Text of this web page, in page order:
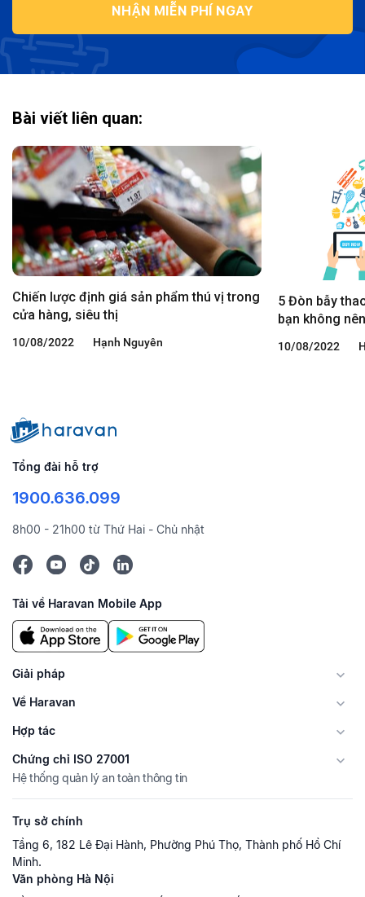
NHẬN MIỄN PHÍ NGAY
Bài viết liên quan:
Chiến lược định giá sản phẩm thú vị trong
cửa hàng, siêu thị
10/08/2022 Hạnh Nguyên
5 Đòn bẫy
bạn không
10/08/2022
Tổng đài hỗ trợ
1900.636.099
8h00 - 21h00 từ Thứ Hai - Chủ nhật
Tải về Haravan Mobile App
Giải pháp
Về Haravan
Hợp tác
Chứng chỉ ISO 27001
Hệ thống quản lý an toàn thông tin
Trụ sở chính
Tầng 6, 182 Lê Đại Hành, Phường Phú Thọ, Thành phố Hồ Chí
Minh.
Văn phòng Hà Nội